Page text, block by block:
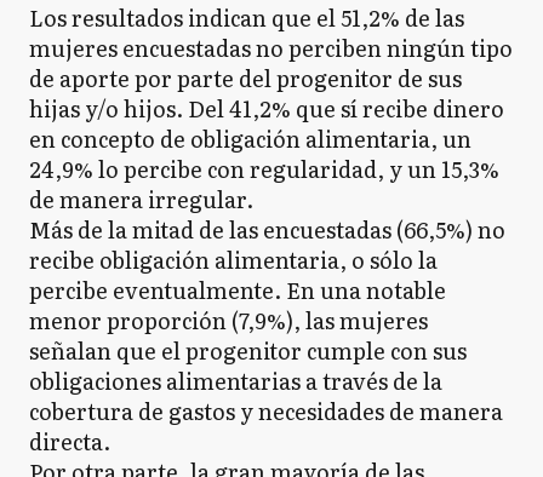
Los resultados indican que el 51,2% de las
mujeres encuestadas no perciben ningún tipo
de aporte por parte del progenitor de sus
hijas y/o hijos. Del 41,2% que sí recibe dinero
en concepto de obligación alimentaria, un
24,9% lo percibe con regularidad, y un 15,3%
de manera irregular.
Más de la mitad de las encuestadas (66,5%) no
recibe obligación alimentaria, o sólo la
percibe eventualmente. En una notable
menor proporción (7,9%), las mujeres
señalan que el progenitor cumple con sus
obligaciones alimentarias a través de la
cobertura de gastos y necesidades de manera
directa.